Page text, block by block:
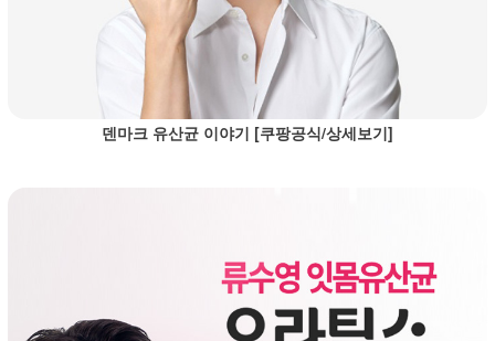
덴마크 유산균 이야기 [쿠팡공식/상세보기]